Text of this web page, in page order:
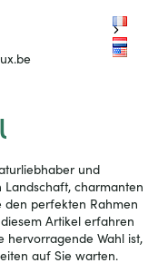
nl
en
und
charmanten
perfekten Rahmen
Artikel erfahren
hervorragende Wahl ist,
auf Sie warten.